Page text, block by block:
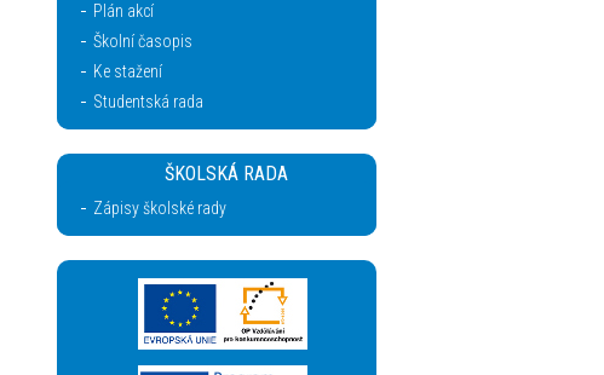
Plán akcí
Školní časopis
Ke stažení
Studentská rada
ŠKOLSKÁ RADA
Zápisy školské rady